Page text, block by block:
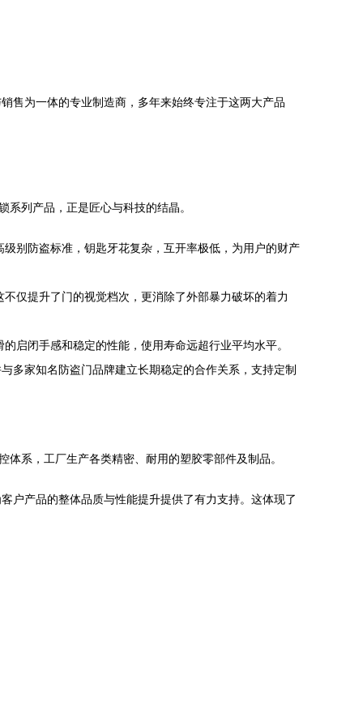
售为一体的专业制造商，多年来始终专注于这两大产品
列产品，正是匠心与科技的结晶。
别防盗标准，钥匙牙花复杂，互开率极低，为用户的财产
仅提升了门的视觉档次，更消除了外部暴力破坏的着力
启闭手感和稳定的性能，使用寿命远超行业平均水平。
多家知名防盗门品牌建立长期稳定的合作关系，支持定制
系，工厂生产各类精密、耐用的塑胶零部件及制品。
户产品的整体品质与性能提升提供了有力支持。这体现了